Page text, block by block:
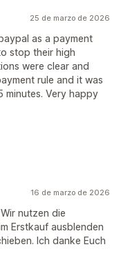
25 de marzo de 2026
as a payment
stop their high
were clear and
rule and it was
minutes. Very happy
16 de marzo de 2026
nutzen die
Erstkauf ausblenden
Ich danke Euch